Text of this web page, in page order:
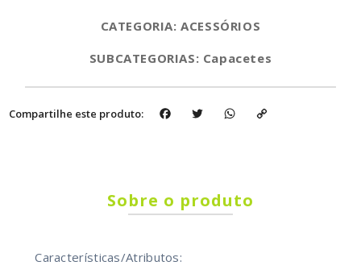
CATEGORIA: ACESSÓRIOS
SUBCATEGORIAS: Capacetes
Compartilhe este produto: FacebookTwitter WhatsApp
Sobre o produto
Características/Atributos: